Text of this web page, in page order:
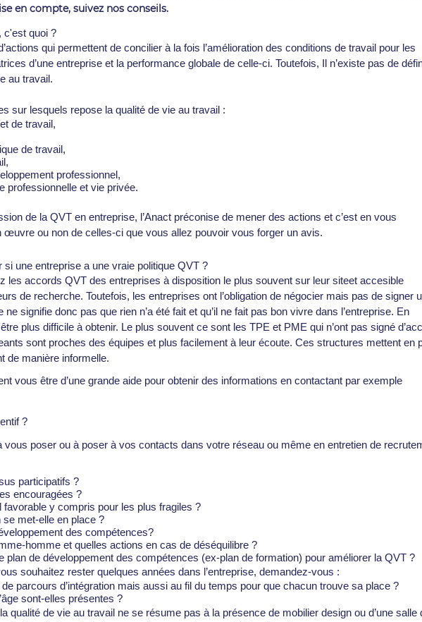
en compte, suivez nos conseils.
c'est quoi ?
qui permettent de concilier à la fois l’amélioration des conditions de travail pour les
d’une entreprise et la performance globale de celle-ci. Toutefois, Il n’existe pas de
au travail.
sur lesquels repose la qualité de vie au travail :
de travail,
de travail,
professionnel,
professionnelle et vie privée.
de la QVT en entreprise, l’Anact préconise de mener des actions et c’est en vous
œuvre ou non de celles-ci que vous allez pouvoir vous forger un avis.
une entreprise a une vraie politique QVT ?
les accords QVT des entreprises à disposition le plus souvent sur leur siteet accesible
de recherche. Toutefois, les entreprises ont l’obligation de négocier mais pas de signer
signifie donc pas que rien n’a été fait et qu’il ne fait pas bon vivre dans l’entreprise. En
plus difficile à obtenir. Le plus souvent ce sont les TPE et PME qui n’ont pas signé
sont proches des équipes et plus facilement à leur écoute. Ces structures mettent en
de manière informelle.
vous être d’une grande aide pour obtenir des informations en contactant par exemple
?
vous poser ou à poser à vos contacts dans votre réseau ou même en entretien de
participatifs ?
encouragées ?
favorable y compris pour les plus fragiles ?
se met-elle en place ?
des compétences?
homme et quelles actions en cas de déséquilibre ?
plan de développement des compétences (ex-plan de formation) pour améliorer la QVT ?
souhaitez rester quelques années dans l’entreprise, demandez-vous :
de parcours d’intégration mais aussi au fil du temps pour que chacun trouve sa place ?
sont-elles présentes ?
qualité de vie au travail ne se résume pas à la présence de mobilier design ou d’une salle